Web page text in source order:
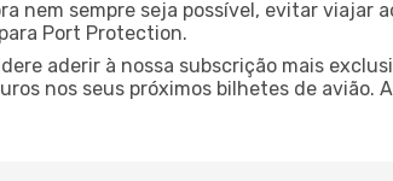
nem sempre seja possível, evitar viajar
Port Protection.
aderir à nossa subscrição mais
nos seus próximos bilhetes de avião.